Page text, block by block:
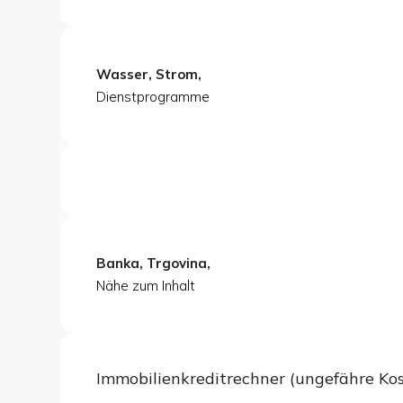
Wasser, Strom,
Dienstprogramme
Banka, Trgovina,
Nähe zum Inhalt
Immobilienkreditrechner (ungefähre